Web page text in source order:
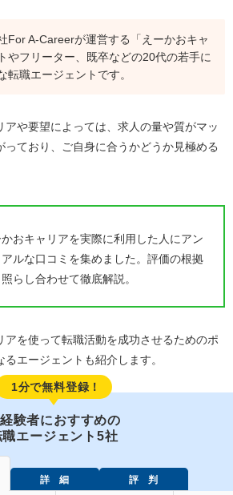
For A-Careerが運営する「えーかおキャ
やフリーター、既卒などの20代の若手に
転職エージェントです。
アや要望によっては、求人の量や質がマッ
っており、ご自身に合うかどうか見極める
おキャリアを実際に利用した人にアン
ルな口コミを集めました。評価の根拠
らし合わせて徹底解説。
アを使って転職活動を成功させるためのポ
エージェントも紹介します。
1分で無料登録！
験者におすすめの
職エージェント5社
詳 細 評 判